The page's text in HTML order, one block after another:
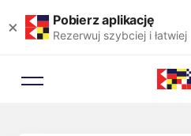
× Pobierz aplikację
Rezerwuj szybciej i łatwiej